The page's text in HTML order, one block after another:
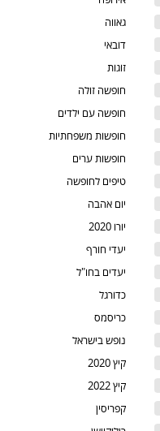
גאווה
דובאי
זוגות
חופשה זולה
חופשה עם ילדים
חופשות משפחתיות
חופשות ערים
טיפים לחופשה
יום אהבה
יורו 2020
יעדי חורף
יעדים בחו"ל
כדורגל
כריסמס
נופש בישראל
קיץ 2020
קיץ 2022
קפריסין